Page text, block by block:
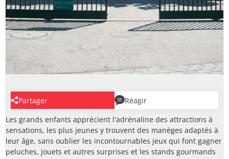
Partager
Réagir
Les grands enfants apprécient l'adrénaline des attractions à
sensations, les plus jeunes y trouvent des manèges adaptés à
leur âge, sans oublier les incontournables jeux qui font gagner
peluches, jouets et autres surprises et les stands gourmands